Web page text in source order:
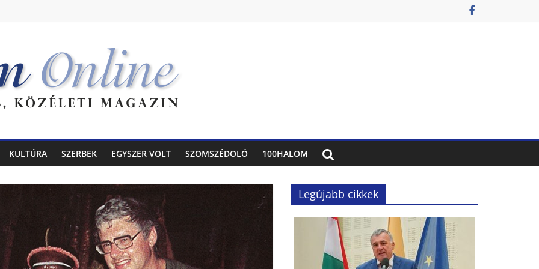
KULTÚRA SZERBEK EGYSZER VOLT SZOMSZÉDOLÓ 100HALOM
Legújabb cikkek